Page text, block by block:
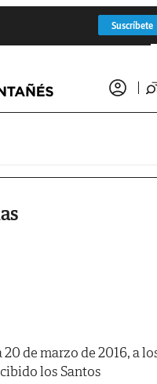
Suscríbete
de marzo de 2016, a
los Santos